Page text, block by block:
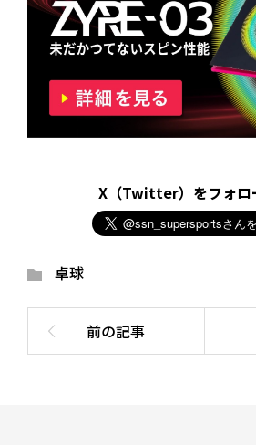
X（Twitter）をフォロ
卓球